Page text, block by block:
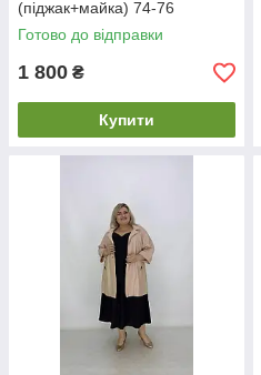
(піджак+майка) 74-76
Готово до відправки
1 800 ₴
Купити